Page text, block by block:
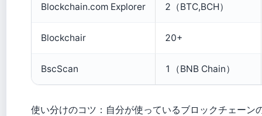
Blockchain.com Explorer 2（BTC,BCH）
Blockchair 20+
BscScan 1（BNB Chain）
使い分けのコツ：自分が使っているブロックチェーン